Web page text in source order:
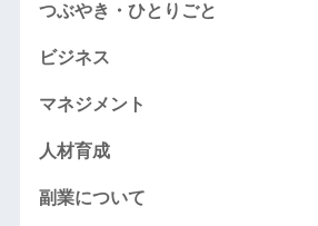
つぶやき・ひとりごと
ビジネス
マネジメント
人材育成
副業について